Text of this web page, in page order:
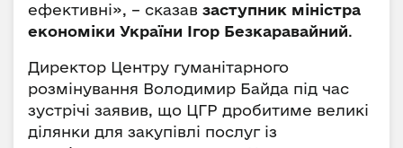
ефективні», – сказав заступник міністра
економіки України Ігор Безкаравайний.
Директор Центру гуманітарного
розмінування Володимир Байда під час
зустрічі заявив, що ЦГР дробитиме великі
ділянки для закупівлі послуг із